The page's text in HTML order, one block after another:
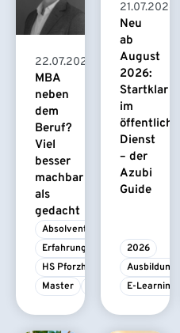
22.07.2026
MBA
neben
dem
Beruf?
Viel
besser
machbar
als
gedacht
Absolvent/-in
Erfahrungsbericht
HS Pforzheim
Master
21.07.2026
Neu
ab
August
2026:
Startklar
im
öffentlichen
Dienst
– der
Azubi
Guide
2026
Ausbildung
E-Learning